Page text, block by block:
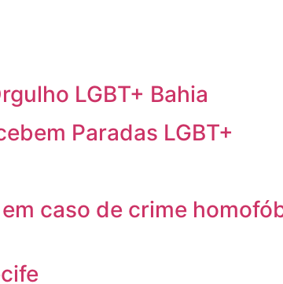
LGBT+ Bahia
Paradas LGBT+
caso de crime